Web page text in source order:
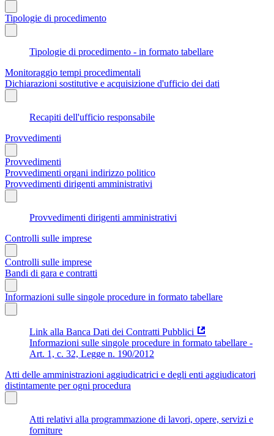
Tipologie di procedimento
Tipologie di procedimento - in formato tabellare
Monitoraggio tempi procedimentali
Dichiarazioni sostitutive e acquisizione d'ufficio dei dati
Recapiti dell'ufficio responsabile
Provvedimenti
Provvedimenti
Provvedimenti organi indirizzo politico
Provvedimenti dirigenti amministrativi
Provvedimenti dirigenti amministrativi
Controlli sulle imprese
Controlli sulle imprese
Bandi di gara e contratti
Informazioni sulle singole procedure in formato tabellare
Link alla Banca Dati dei Contratti Pubblici
Informazioni sulle singole procedure in formato tabellare -
Art. 1, c. 32, Legge n. 190/2012
Atti delle amministrazioni aggiudicatrici e degli enti aggiudicatori
distintamente per ogni procedura
Atti relativi alla programmazione di lavori, opere, servizi e
forniture